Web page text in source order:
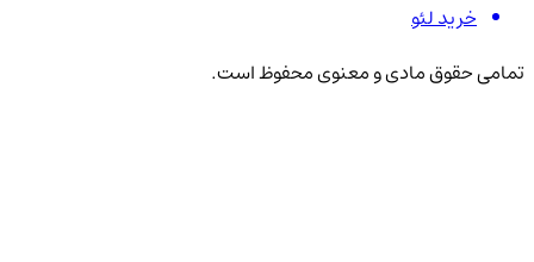
خرید لئو
تمامی حقوق مادی و معنوی محفوظ است.